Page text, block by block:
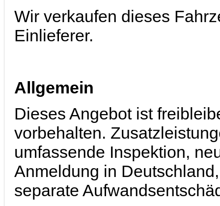
Wir verkaufen dieses
Einlieferer.
Allgemein
Dieses Angebot ist
vorbehalten.
umfassende Inspektion,
Anmeldung in
separate